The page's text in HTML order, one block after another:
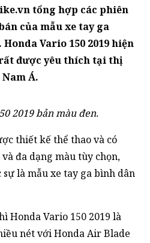
tổng hợp các phiên
của mẫu xe tay ga
Vario 150 2019 hiện
được yêu thích tại thị
Á.
2019 bản màu đen.
thiết kế thể thao và có
đa dạng màu tùy chọn,
là mẫu xe tay ga bình dân
Honda Vario 150 2019 là
nét với Honda Air Blade